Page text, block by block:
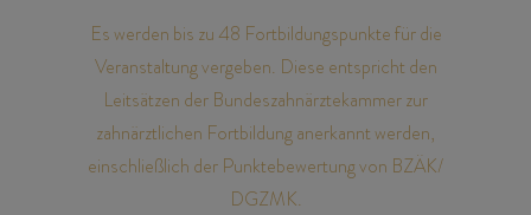
Es werden bis zu 48 Fortbildungspunkte für die
Veranstaltung vergeben. Diese entspricht den
Leitsätzen der Bundeszahnärztekammer zur
zahnärztlichen Fortbildung anerkannt werden,
einschließlich der Punktebewertung von BZÄK/
DGZMK.